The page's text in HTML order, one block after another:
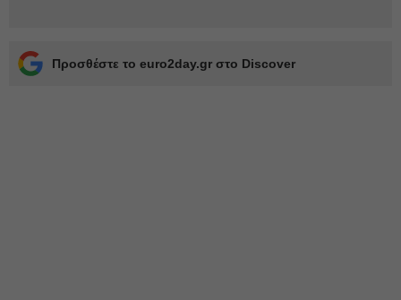
Προσθέστε το euro2day.gr στο Discover